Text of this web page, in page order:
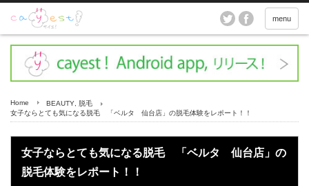
menu
Home BEAUTY
脱毛
女子ならとても気になる脱毛 「ベルタ 仙台店」の脱毛体験をレポート！！
女子ならとても気になる脱毛 「ベルタ 仙台店」の
脱毛体験をレポート！！